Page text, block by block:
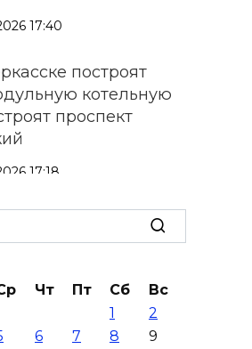
17:40
построят
котельную
проспект
17:18
нашей традицией:
установили
животных
Чт Пт Сб
Вс
1
2
6 7 8
9